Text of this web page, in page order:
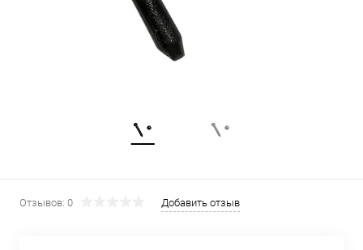
Отзывов: 0 Добавить отзыв